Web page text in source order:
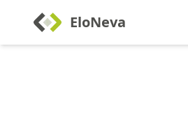
EloNeva